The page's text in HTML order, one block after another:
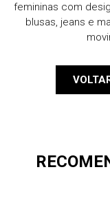
femininas com
blusas, jeans e